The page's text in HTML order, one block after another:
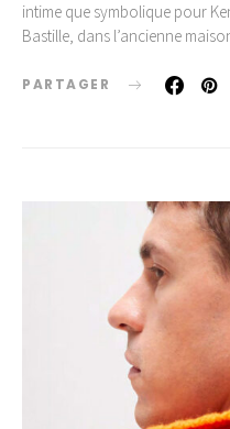
intime que symbolique pour
Bastille, dans l’ancienne
PARTAGER